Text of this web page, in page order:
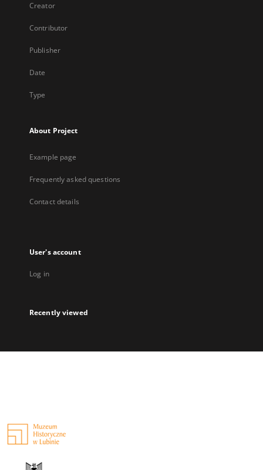
Creator
Contributor
Publisher
Date
Type
About Project
Example page
Frequently asked questions
Contact details
User's account
Log in
Recently viewed